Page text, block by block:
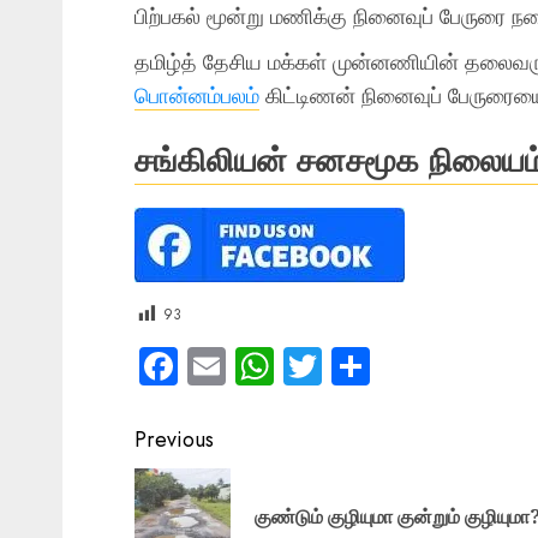
பிற்பகல் மூன்று மணிக்கு நினைவுப் பேருரை
தமிழ்த் தேசிய மக்கள் முன்னணியின்
பொன்னம்பலம் கிட்டிணன் நினைவுப்
சங்கிலியன் சனசமூக
93
Facebook
EmailWhatsApp
Twitter
Post
navigation
Previous
குண்டும் குழியுமா குன்றும்